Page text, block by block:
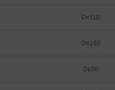
De110
De160
De50